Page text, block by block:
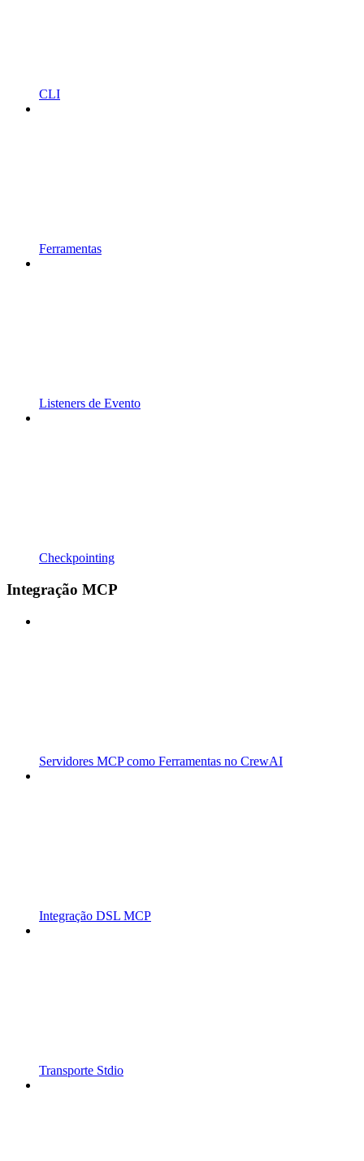
CLI
Ferramentas
Listeners de Evento
Checkpointing
Integração MCP
Servidores MCP como Ferramentas no CrewAI
Integração DSL MCP
Transporte Stdio